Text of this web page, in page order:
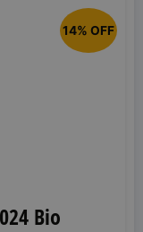
14% OFF
Bio